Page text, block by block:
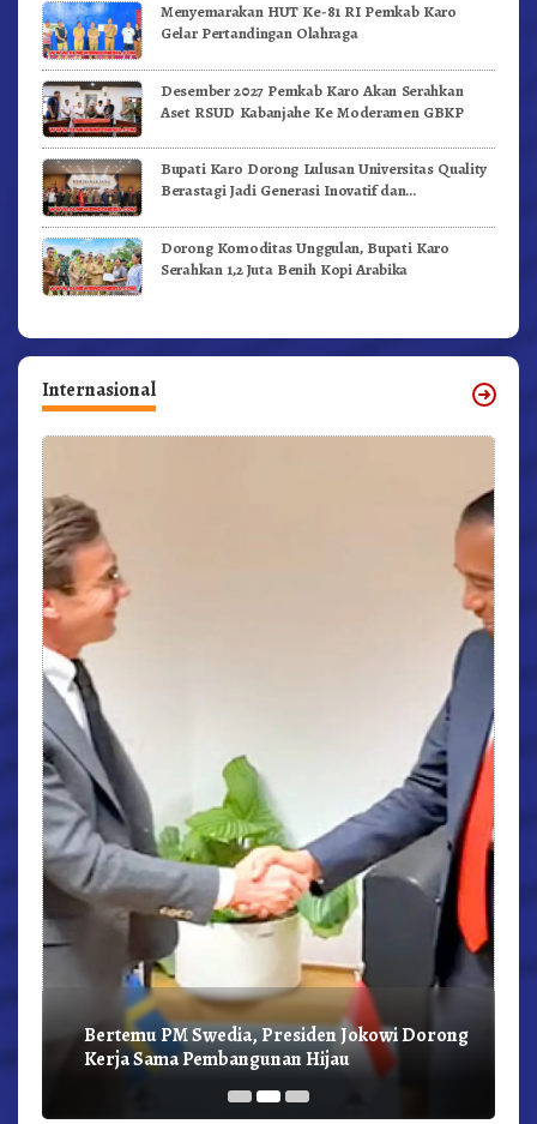
Menyemarakan HUT Ke-81 RI Pemkab Karo
Gelar Pertandingan Olahraga
Desember 2027 Pemkab Karo Akan Serahkan
Aset RSUD Kabanjahe Ke Moderamen GBKP
Bupati Karo Dorong Lulusan Universitas Quality
Berastagi Jadi Generasi Inovatif dan
Dorong Komoditas Unggulan, Bupati Karo
Serahkan 1,2 Juta Benih Kopi Arabika
Internasional
Bertemu PM Swedia, Presiden Jokowi Dorong
Kerja Sama Pembangunan Hijau